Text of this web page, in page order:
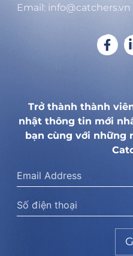
Email: info@catchers.vn
Trở thành thành
nhật thông tin mới
bạn cùng với những